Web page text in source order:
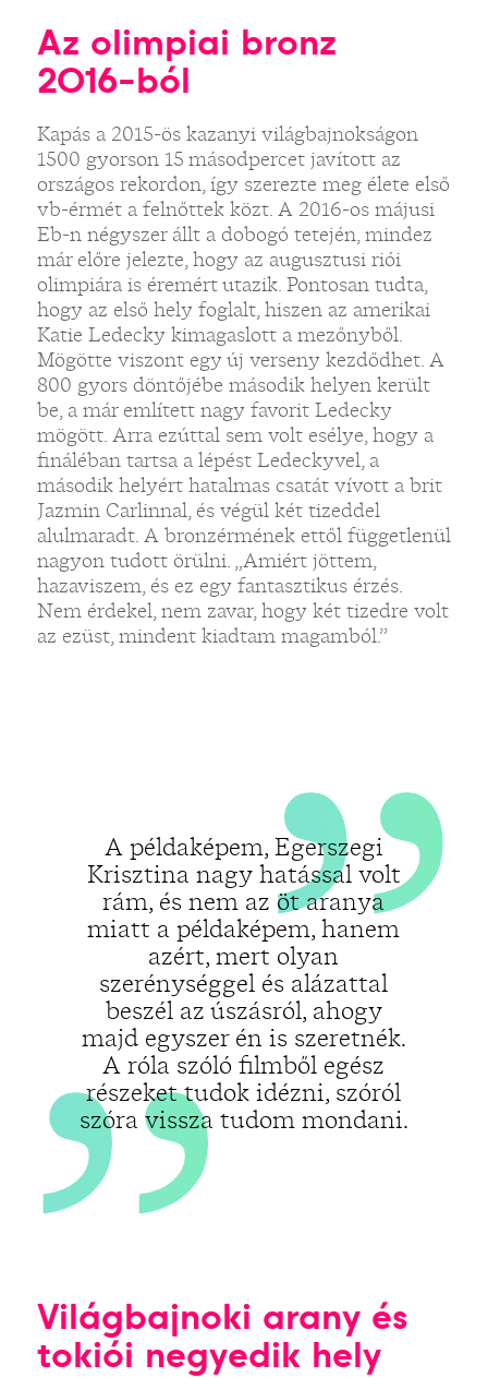
Az olimpiai bronz
2016-ból
Kapás a 2015-ös kazanyi világbajnokságon
1500 gyorson 15 másodpercet javított az
országos rekordon, így szerezte meg élete első
vb-érmét a felnőttek közt. A 2016-os májusi
Eb-n négyszer állt a dobogó tetején, mindez
már előre jelezte, hogy az augusztusi riói
olimpiára is éremért utazik. Pontosan tudta,
hogy az első hely foglalt, hiszen az amerikai
Katie Ledecky kimagaslott a mezőnyből.
Mögötte viszont egy új verseny kezdődhet. A
800 gyors döntőjébe második helyen került
be, a már említett nagy favorit Ledecky
mögött. Arra ezúttal sem volt esélye, hogy a
fináléban tartsa a lépést Ledeckyvel, a
második helyért hatalmas csatát vívott a brit
Jazmin Carlinnal, és végül két tizeddel
alulmaradt. A bronzérmének ettől függetlenül
nagyon tudott örülni. „Amiért jöttem,
hazaviszem, és ez egy fantasztikus érzés.
Nem érdekel, nem zavar, hogy két tizedre volt
az ezüst, mindent kiadtam magamból.”
A példaképem, Egerszegi
Krisztina nagy hatással volt
rám, és nem az öt aranya
miatt a példaképem, hanem
azért, mert olyan
szerénységgel és alázattal
beszél az úszásról, ahogy
majd egyszer én is szeretnék.
A róla szóló filmből egész
részeket tudok idézni, szóról
szóra vissza tudom mondani.
„„
Világbajnoki arany és
tokiói negyedik hely